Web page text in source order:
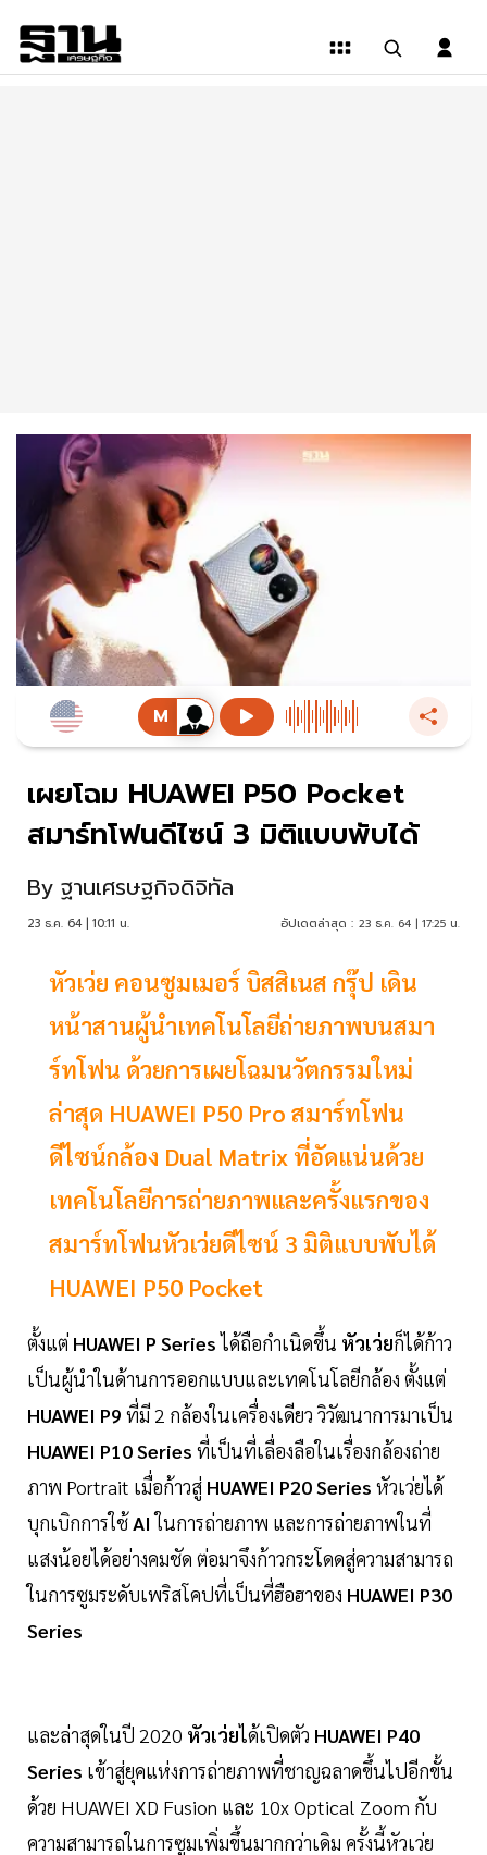
เผยโฉม HUAWEI P50 Pocket
สมาร์ทโฟนดีไซน์ 3 มิติแบบพับได้
By ฐานเศรษฐกิจดิจิทัล
23 ธ.ค. 64 | 10:11 น. อัปเดตล่าสุด : 23 ธ.ค. 64 | 17:25 น.
หัวเว่ย คอนซูมเมอร์ บิสสิเนส กรุ๊ป เดิน
หน้าสานผู้นำเทคโนโลยีถ่ายภาพบนสมา
ร์ทโฟน ด้วยการเผยโฉมนวัตกรรมใหม่
ล่าสุด HUAWEI P50 Pro สมาร์ทโฟน
ดีไซน์กล้อง Dual Matrix ที่อัดแน่นด้วย
เทคโนโลยีการถ่ายภาพและครั้งแรกของ
สมาร์ทโฟนหัวเว่ยดีไซน์ 3 มิติแบบพับได้
HUAWEI P50 Pocket
ตั้งแต่ HUAWEI P Seriesได้ถือกำเนิดขึ้น หัวเว่ยก็ได้ก้าว
เป็นผู้นำในด้านการออกแบบและเทคโนโลยีกล้อง ตั้งแต่
HUAWEI P9 ที่มี 2 กล้องในเครื่องเดียว วิวัฒนาการมาเป็น
HUAWEI P10 Series ที่เป็นที่เลื่องลือในเรื่องกล้องถ่าย
ภาพ Portrait เมื่อก้าวสู่ HUAWEI P20 Series หัวเว่ยได้
บุกเบิกการใช้AIในการถ่ายภาพ และการถ่ายภาพในที่
แสงน้อยได้อย่างคมชัด ต่อมาจึงก้าวกระโดดสู่ความสามารถ
ในการซูมระดับเพริสโคปที่เป็นที่ฮือฮาของ HUAWEI P30
Series
และล่าสุดในปี 2020 หัวเว่ยได้เปิดตัว HUAWEI P40
Series เข้าสู่ยุคแห่งการถ่ายภาพที่ชาญฉลาดขึ้นไปอีกขั้น
ด้วย HUAWEI XD Fusion และ 10x Optical Zoom กับ
ความสามารถในการซูมเพิ่มขึ้นมากกว่าเดิม ครั้งนี้หัวเว่ย